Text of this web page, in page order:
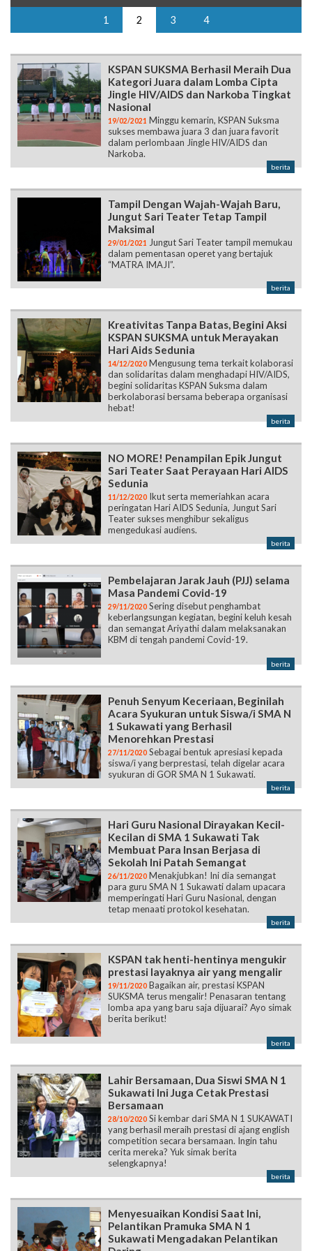
1 2 3 4
KSPAN SUKSMA Berhasil Meraih Dua
Kategori Juara dalam Lomba Cipta
Jingle HIV/AIDS dan Narkoba Tingkat
Nasional
19/02/2021 Minggu kemarin, KSPAN Suksma
sukses membawa juara 3 dan juara favorit
dalam perlombaan Jingle HIV/AIDS dan
Narkoba.
berita
Tampil Dengan Wajah-Wajah Baru,
Jungut Sari Teater Tetap Tampil
Maksimal
29/01/2021 Jungut Sari Teater tampil memukau
dalam pementasan operet yang bertajuk
“MATRA IMAJI”.
berita
Kreativitas Tanpa Batas, Begini Aksi
KSPAN SUKSMA untuk Merayakan
Hari Aids Sedunia
14/12/2020 Mengusung tema terkait kolaborasi
dan solidaritas dalam menghadapi HIV/AIDS,
begini solidaritas KSPAN Suksma dalam
berkolaborasi bersama beberapa organisasi
hebat!
berita
NO MORE! Penampilan Epik Jungut
Sari Teater Saat Perayaan Hari AIDS
Sedunia
11/12/2020 Ikut serta memeriahkan acara
peringatan Hari AIDS Sedunia, Jungut Sari
Teater sukses menghibur sekaligus
mengedukasi audiens.
berita
Pembelajaran Jarak Jauh (PJJ) selama
Masa Pandemi Covid-19
29/11/2020 Sering disebut penghambat
keberlangsungan kegiatan, begini keluh kesah
dan semangat Ariyathi dalam melaksanakan
KBM di tengah pandemi Covid-19.
berita
Penuh Senyum Keceriaan, Beginilah
Acara Syukuran untuk Siswa/i SMA N
1 Sukawati yang Berhasil
Menorehkan Prestasi
27/11/2020 Sebagai bentuk apresiasi kepada
siswa/i yang berprestasi, telah digelar acara
syukuran di GOR SMA N 1 Sukawati.
berita
Hari Guru Nasional Dirayakan Kecil-
Kecilan di SMA 1 Sukawati Tak
Membuat Para Insan Berjasa di
Sekolah Ini Patah Semangat
26/11/2020 Menakjubkan! Ini dia semangat
para guru SMA N 1 Sukawati dalam upacara
memperingati Hari Guru Nasional, dengan
tetap menaati protokol kesehatan.
berita
KSPAN tak henti-hentinya mengukir
prestasi layaknya air yang mengalir
19/11/2020 Bagaikan air, prestasi KSPAN
SUKSMA terus mengalir! Penasaran tentang
lomba apa yang baru saja dijuarai? Ayo simak
berita berikut!
berita
Lahir Bersamaan, Dua Siswi SMA N 1
Sukawati Ini Juga Cetak Prestasi
Bersamaan
28/10/2020 Si kembar dari SMA N 1 SUKAWATI
yang berhasil meraih prestasi di ajang english
competition secara bersamaan. Ingin tahu
cerita mereka? Yuk simak berita
selengkapnya!
berita
Menyesuaikan Kondisi Saat Ini,
Pelantikan Pramuka SMA N 1
Sukawati Mengadakan Pelantikan